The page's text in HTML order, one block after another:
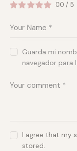
0.0 / 5
Guarda mi
navegador para
I agree that my
stored.